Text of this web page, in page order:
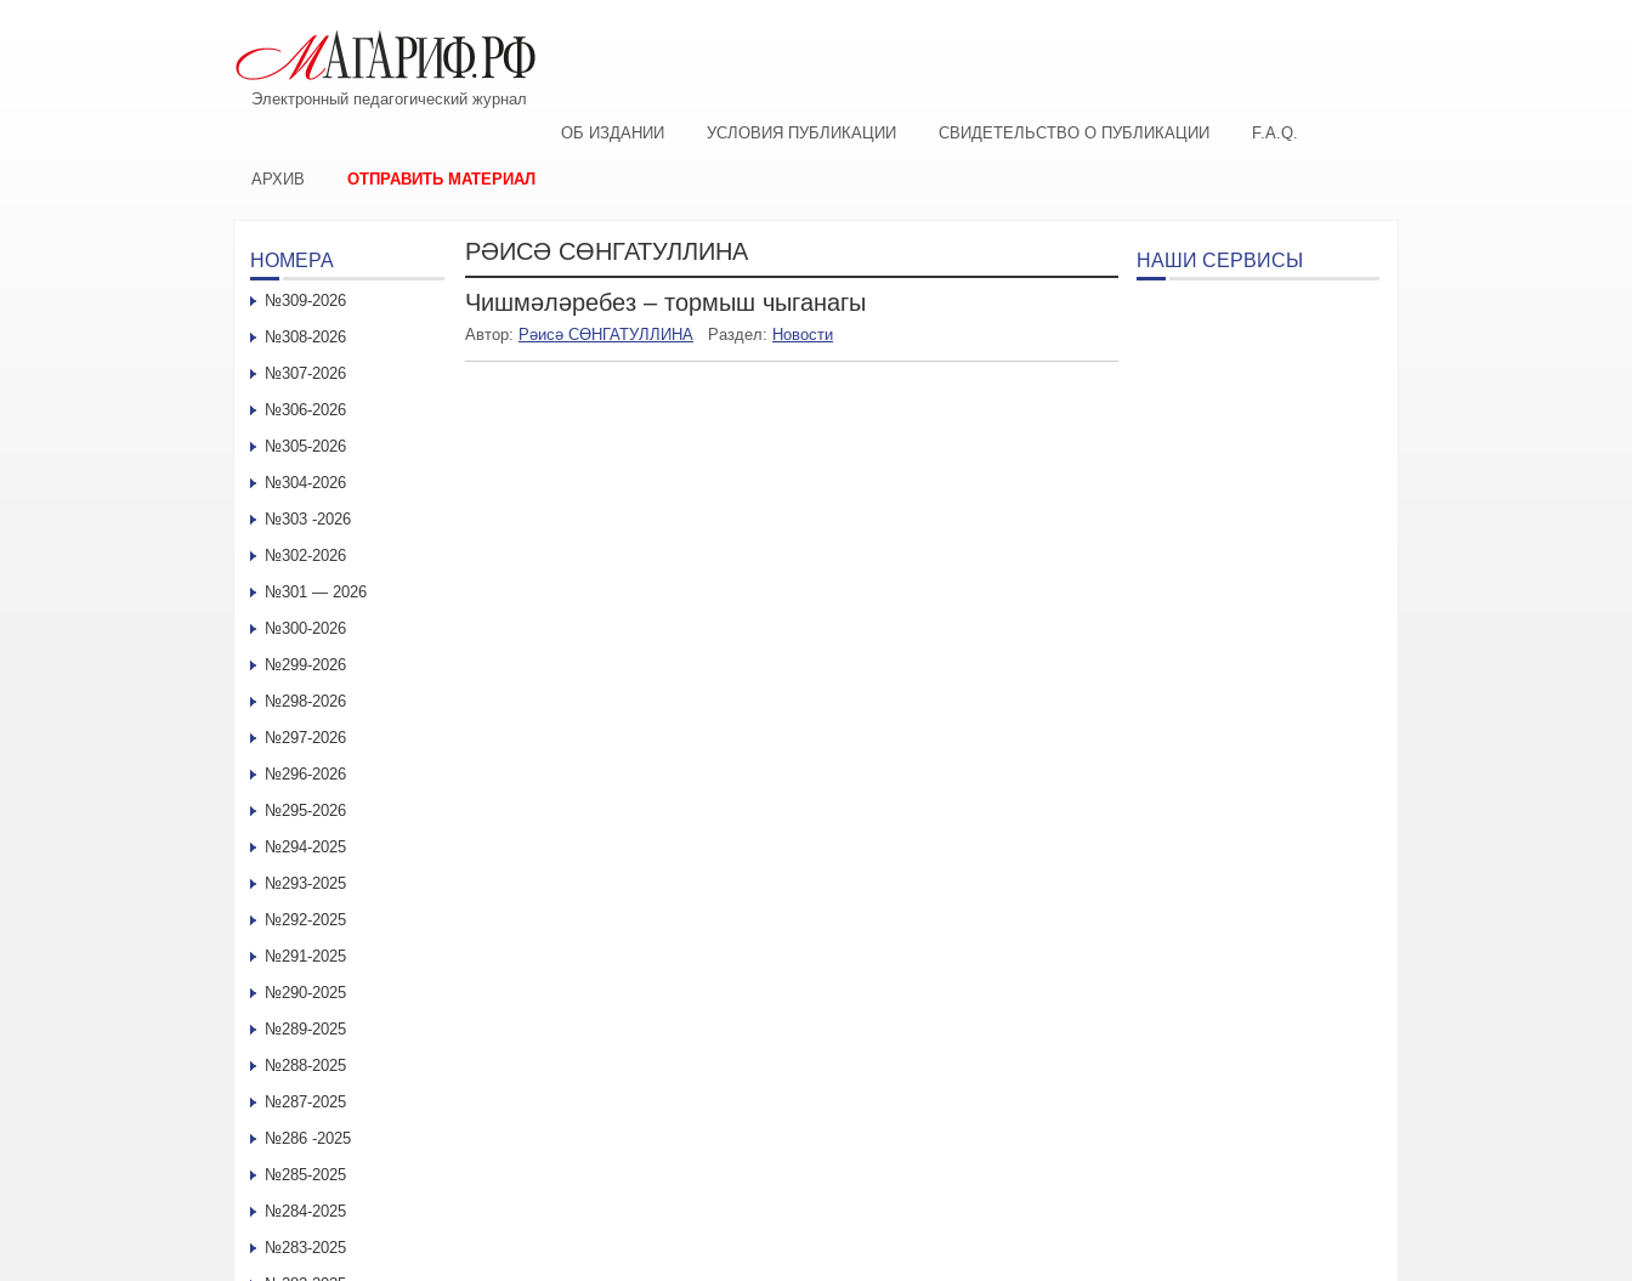
Электронный педагогический журнал
ОБ ИЗДАНИИ
УСЛОВИЯ ПУБЛИКАЦИИ СВИДЕТЕЛЬСТВО О ПУБЛИКАЦИИ F.A.Q.
АРХИВ ОТПРАВИТЬ МАТЕРИАЛ
РӘИСӘ СӨНГАТУЛЛИНА
Чишмәләребез – тормыш чыганагы
Автор: Рәисә СӨНГАТУЛЛИНА Раздел: Новости
НОМЕРА
№309-2026
№308-2026
№307-2026
№306-2026
№305-2026
№304-2026
№303 -2026
№302-2026
№301 — 2026
№300-2026
№299-2026
№298-2026
№297-2026
№296-2026
№295-2026
№294-2025
№293-2025
№292-2025
№291-2025
№290-2025
№289-2025
№288-2025
№287-2025
№286 -2025
№285-2025
№284-2025
№283-2025
НАШИ СЕРВИСЫ